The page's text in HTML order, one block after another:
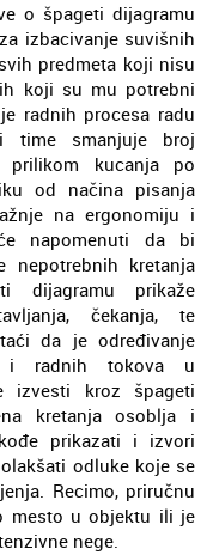
o špageti dijagramu
izbacivanje suvišnih
predmeta koji nisu
koji su mu potrebni
radnih procesa radu
smanjuje broj
kucanja po
od načina pisanja
na ergonomiju i
napomenuti da bi
nepotrebnih kretanja
dijagramu prikaže
čekanja, te
da je određivanje
i radnih tokova u
izvesti kroz špageti
kretanja osoblja i
prikazati i izvori
odluke koje se
Recimo, priručnu
mesto u objektu ili je
nege.